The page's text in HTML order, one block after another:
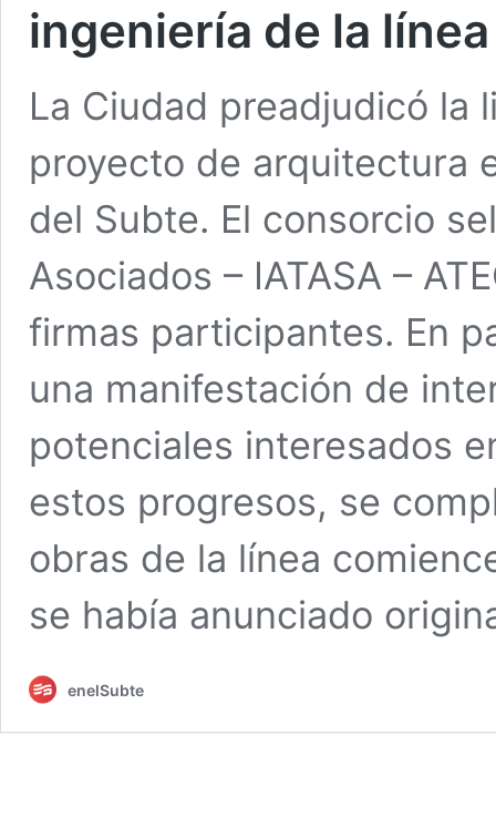
ingeniería de la línea
La Ciudad preadjudicó la
proyecto de arquitectura
del Subte. El consorcio
Asociados – IATASA –
firmas participantes. En
una manifestación de
potenciales interesados
estos progresos, se
obras de la línea
se había anunciado
enelSubte